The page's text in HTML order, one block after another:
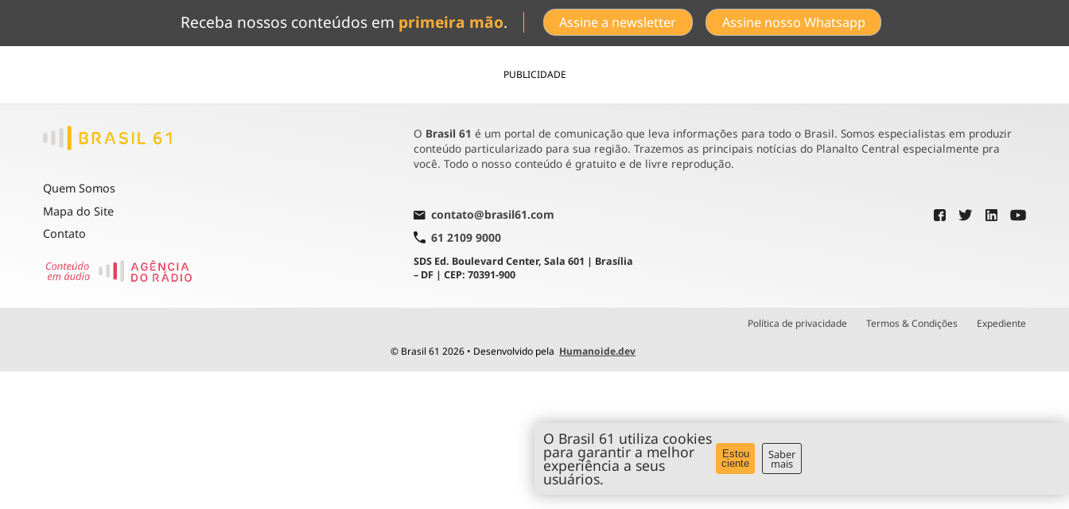
Receba nossos conteúdos em primeira mão. Assine a newsletter Assine nosso Whatsapp
PUBLICIDADE
Quem Somos
Mapa do Site
Contato
O Brasil 61 é um portal de comunicação que leva informações para todo o Brasil. Somos especialistas em produzir
conteúdo particularizado para sua região. Trazemos as principais notícias do Planalto Central especialmente pra
você. Todo o nosso conteúdo é gratuito e de livre reprodução.
contato@brasil61.com
61 2109 9000
SDS Ed. Boulevard Center, Sala 601 | Brasília
– DF | CEP: 70391-900
Política de privacidade Termos & Condições Expediente
© Brasil 61 2026 • Desenvolvido pela Humanoide.dev
O Brasil 61 utiliza cookies
para garantir a melhor
experiência a seus
usuários.
Estou
ciente
Saber
mais